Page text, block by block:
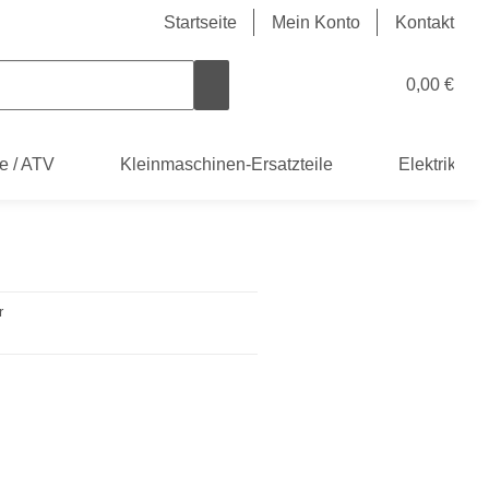
Startseite Mein Konto Kontakt
0,00 €
/ ATV Kleinmaschinen-Ersatzteile Elektrik